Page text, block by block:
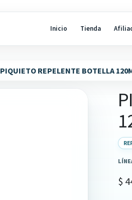
Inicio Tienda
PIQUIETO REPELENTE BOTELLA
$